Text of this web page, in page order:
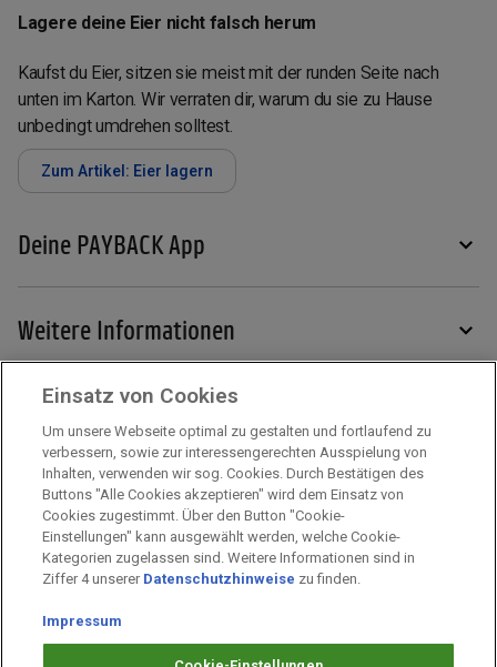
Lagere deine Eier nicht falsch herum
Kaufst du Eier, sitzen sie meist mit der runden Seite nach
unten im Karton. Wir verraten dir, warum du sie zu Hause
unbedingt umdrehen solltest.
Zum Artikel: Eier lagern
Deine PAYBACK App
Weitere Informationen
Mehr zu PAYBACK
Impressum
Arbeiten bei PAYBACK
Einsatz von Cookies
Um unsere Webseite optimal zu gestalten und fortlaufend zu
verbessern, sowie zur interessengerechten Ausspielung von
Inhalten, verwenden wir sog. Cookies. Durch Bestätigen des
Buttons "Alle Cookies akzeptieren" wird dem Einsatz von
Cookies zugestimmt. Über den Button "Cookie-
Einstellungen" kann ausgewählt werden, welche Cookie-
Kategorien zugelassen sind. Weitere Informationen sind in
Ziffer 4 unserer Datenschutzhinweise zu finden.
Impressum